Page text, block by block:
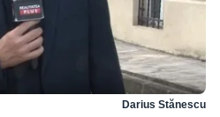
Darius Stănescu